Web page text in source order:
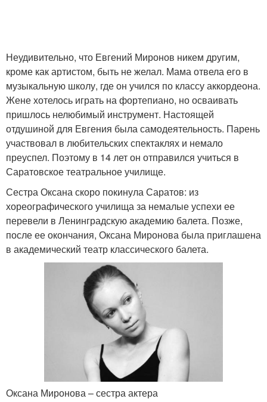
Неудивительно, что Евгений Миронов никем другим,
кроме как артистом, быть не желал. Мама отвела его в
музыкальную школу, где он учился по классу аккордеона.
Жене хотелось играть на фортепиано, но осваивать
пришлось нелюбимый инструмент. Настоящей
отдушиной для Евгения была самодеятельность. Парень
участвовал в любительских спектаклях и немало
преуспел. Поэтому в 14 лет он отправился учиться в
Саратовское театральное училище.
Сестра Оксана скоро покинула Саратов: из
хореографического училища за немалые успехи ее
перевели в Ленинградскую академию балета. Позже,
после ее окончания, Оксана Миронова была приглашена
в академический театр классического балета.
Оксана Миронова – сестра актера